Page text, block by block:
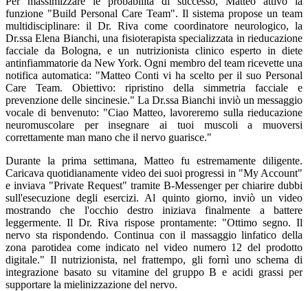
funzione "Build Personal Care Team". Il sistema propose un team
multidisciplinare: il Dr. Riva come coordinatore neurologico, la
Dr.ssa Elena Bianchi, una fisioterapista specializzata in rieducazione
facciale da Bologna, e un nutrizionista clinico esperto in diete
antinfiammatorie da New York. Ogni membro del team ricevette una
notifica automatica: "Matteo Conti vi ha scelto per il suo Personal
Care Team. Obiettivo: ripristino della simmetria facciale e
prevenzione delle sincinesie." La Dr.ssa Bianchi inviò un messaggio
vocale di benvenuto: "Ciao Matteo, lavoreremo sulla rieducazione
neuromuscolare per insegnare ai tuoi muscoli a muoversi
correttamente man mano che il nervo guarisce."
Durante la prima settimana, Matteo fu estremamente diligente.
Caricava quotidianamente video dei suoi progressi in "My Account"
e inviava "Private Request" tramite B-Messenger per chiarire dubbi
sull'esecuzione degli esercizi. Al quinto giorno, inviò un video
mostrando che l'occhio destro iniziava finalmente a battere
leggermente. Il Dr. Riva rispose prontamente: "Ottimo segno. Il
nervo sta rispondendo. Continua con il massaggio linfatico della
zona parotidea come indicato nel video numero 12 del prodotto
digitale." Il nutrizionista, nel frattempo, gli fornì uno schema di
integrazione basato su vitamine del gruppo B e acidi grassi per
supportare la mielinizzazione del nervo.